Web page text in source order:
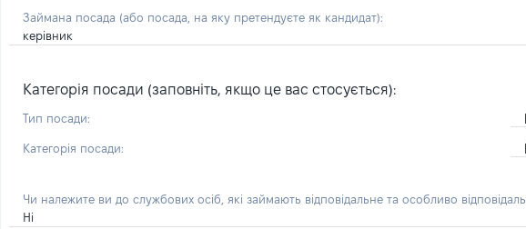
Займана посада (або посада, на яку претендуєте як кандидат):
керівник
Категорія посади (заповніть, якщо це вас стосується):
Тип посади:
Категорія посади:
Чи належите ви до службових осіб, які займають відповідальне та особливо
Ні